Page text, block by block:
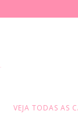
VEJA TODAS AS